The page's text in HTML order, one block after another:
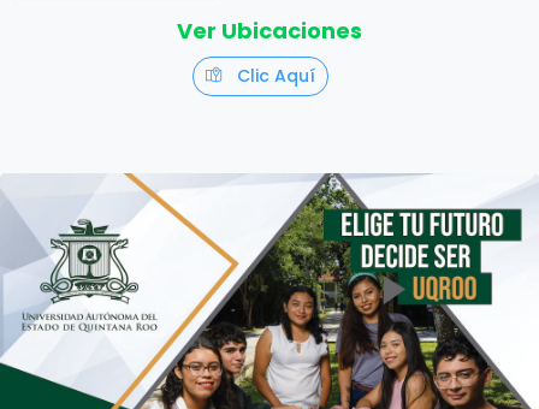
Ver Ubicaciones
Clic Aquí